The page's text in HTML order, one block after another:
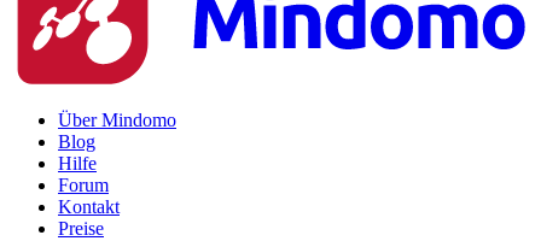
Über Mindomo
Blog
Hilfe
Forum
Kontakt
Preise